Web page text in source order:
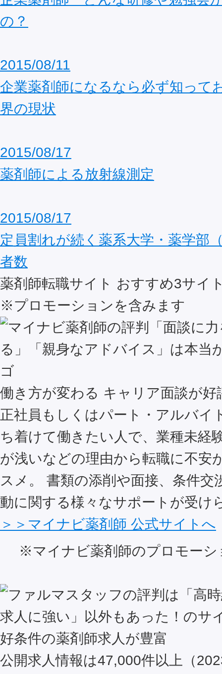
の？
2015/08/11
企業薬剤師になるなら必ず知って
界の現状
2015/08/17
薬剤師による放射線測定
2015/08/17
定員割れが続く薬系大学・薬学部
者数
薬剤師転職サイト おすすめ3サイ
※プロモーションを含みます
働き方が変わる キャリア面談が好
正社員もしくはパート・アルバイ
ち着けて働きたい人で、業種未経
が浅いなどの理由から転職に不安
スメ。 書類の添削や面接、条件交
動に関する様々なサポートが受け
＞＞マイナビ薬剤師 公式サイトへ
※マイナビ薬剤師のプロモーシ
好条件の薬剤師求人が豊富
公開求人情報は47,000件以上（